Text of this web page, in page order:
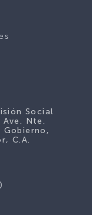
Social
Nte.
C.A.